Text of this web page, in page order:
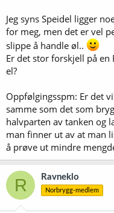
dampen noe problem. Og
småtteri gikk i
Jeg syns Speidel ligger
for meg, men det er vel
slippe å handle øl..
Er det stor forskjell på
el?
Oppfølgingsspm: Er det
samme som det som
halvparten av tanken og
man finner ut av at man
å prøve ut mindre
R Ravneklo
Norbrygg-medlem